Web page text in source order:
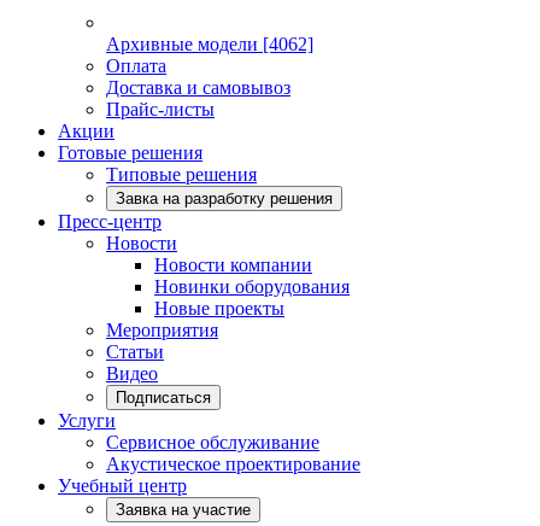
Архивные модели [4062]
Оплата
Доставка и самовывоз
Прайс-листы
Акции
Готовые решения
Типовые решения
Завка на разработку решения
Пресс-центр
Новости
Новости компании
Новинки оборудования
Новые проекты
Мероприятия
Статьи
Видео
Подписаться
Услуги
Сервисное обслуживание
Акустическое проектирование
Учебный центр
Заявка на участие